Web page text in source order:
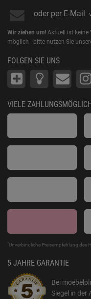
oder per E-Mail
Wir ziehen um! Aktuell ist keine
möglich - bitte nutzen Sie
FOLGEN SIE UNS
VIELE
*Unverbindliche Preisempfehlung des
5 JAHRE GARANTIE
Bei
Siegel in der